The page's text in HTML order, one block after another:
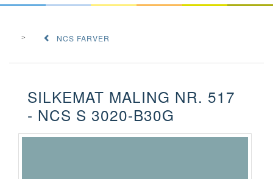
NCS FARVER
SILKEMAT MALING NR. 517
- NCS S 3020-B30G